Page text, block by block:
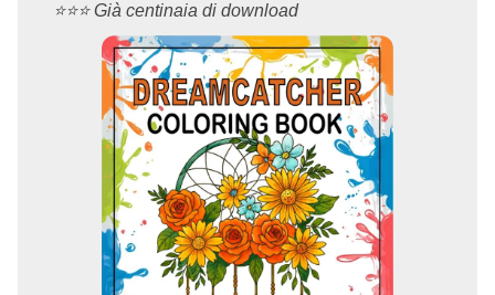
⭐️⭐️⭐️ Già centinaia di download